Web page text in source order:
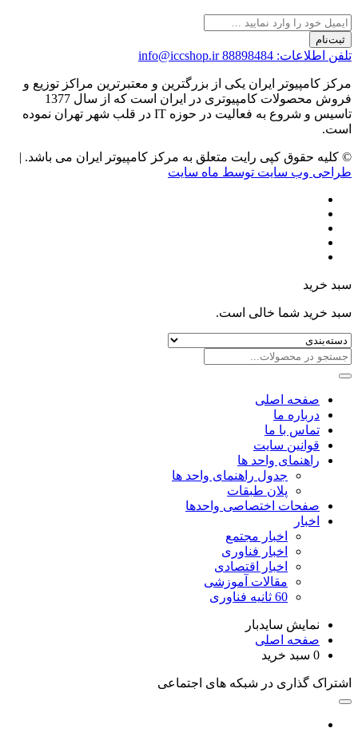
ثبت‌نام
تلفن اطلاعات: 88898484 info@iccshop.ir
مرکز کامپیوتر ایران یکی از بزرگترین و معتبرترین مراکز توزیع و
فروش محصولات کامپیوتری در ایران است که از سال 1377
تاسیس و شروع به فعالیت در حوزه IT در قلب شهر تهران نموده
است.
© کلیه حقوق کپی رایت متعلق به مرکز کامپیوتر ایران می باشد. |
طراحی وب سایت توسط ماه سایت
سبد خرید
سبد خرید شما خالی است.
صفحه اصلی
درباره ما
تماس با ما
قوانین سایت
راهنمای واحد ها
جدول راهنمای واحد ها
پلان طبقات
صفحات اختصاصی واحدها
اخبار
اخبار مجتمع
اخبار فناوری
اخبار اقتصادی
مقالات آموزشی
60 ثانیه فناوری
نمایش سایدبار
صفحه اصلی
0 سبد خرید
اشتراک گذاری در شبکه های اجتماعی